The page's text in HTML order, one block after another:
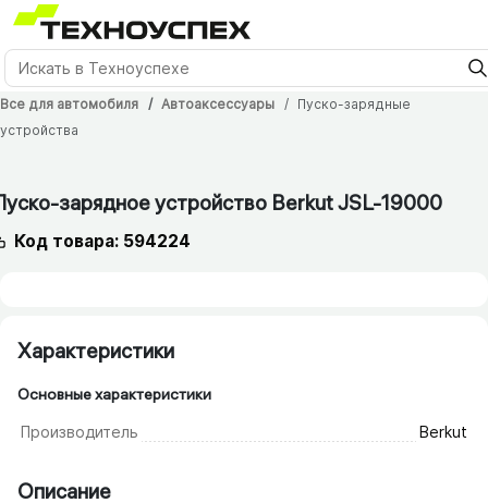
Все для автомобиля Автоаксессуары
Пуско-зарядные
устройства
зарядное устройство Berkut JSL-19000
Код товара: 594224
Характеристики
Основные характеристики
Производитель Berkut
Описание